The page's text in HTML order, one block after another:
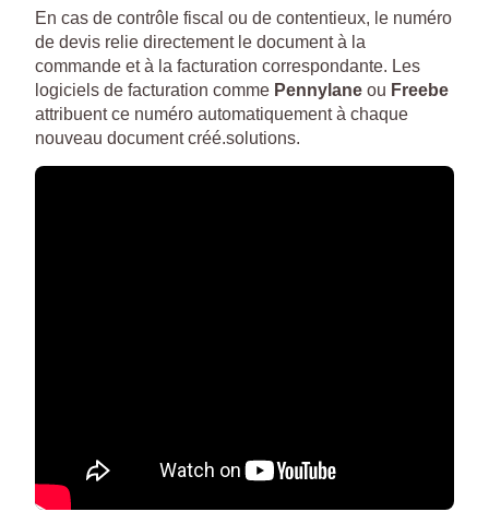
En cas de contrôle fiscal ou de contentieux, le numéro
de devis relie directement le document à la
commande et à la facturation correspondante. Les
logiciels de facturation comme Pennylane ou Freebe
attribuent ce numéro automatiquement à chaque
nouveau document créé.solutions.